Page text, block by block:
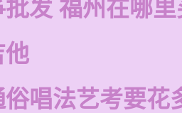
批发 福州在哪
他
俗唱法艺考要花